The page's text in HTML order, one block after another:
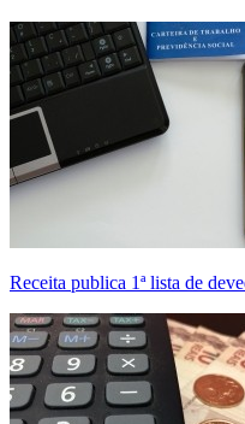
Receita publica 1ª lista de